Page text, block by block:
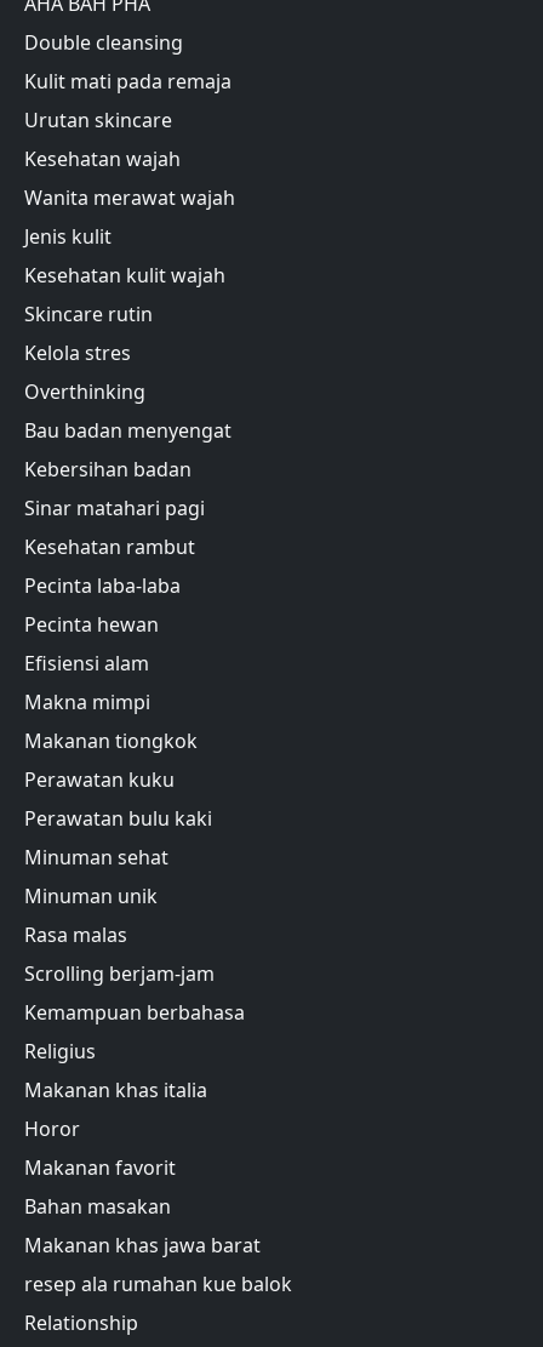
Double cleansing
Kulit mati pada remaja
Urutan skincare
Kesehatan wajah
Wanita merawat wajah
Jenis kulit
Kesehatan kulit wajah
Skincare rutin
Kelola stres
Overthinking
Bau badan menyengat
Kebersihan badan
Sinar matahari pagi
Kesehatan rambut
Pecinta laba-laba
Pecinta hewan
Efisiensi alam
Makna mimpi
Makanan tiongkok
Perawatan kuku
Perawatan bulu kaki
Minuman sehat
Minuman unik
Rasa malas
Scrolling berjam-jam
Kemampuan berbahasa
Religius
Makanan khas italia
Horor
Makanan favorit
Bahan masakan
Makanan khas jawa barat
resep ala rumahan kue balok
Relationship